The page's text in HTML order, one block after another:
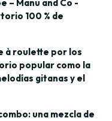
– Manu and Co -
100 % de
à roulette por los
popular como la
gitanas y el
una mezcla de